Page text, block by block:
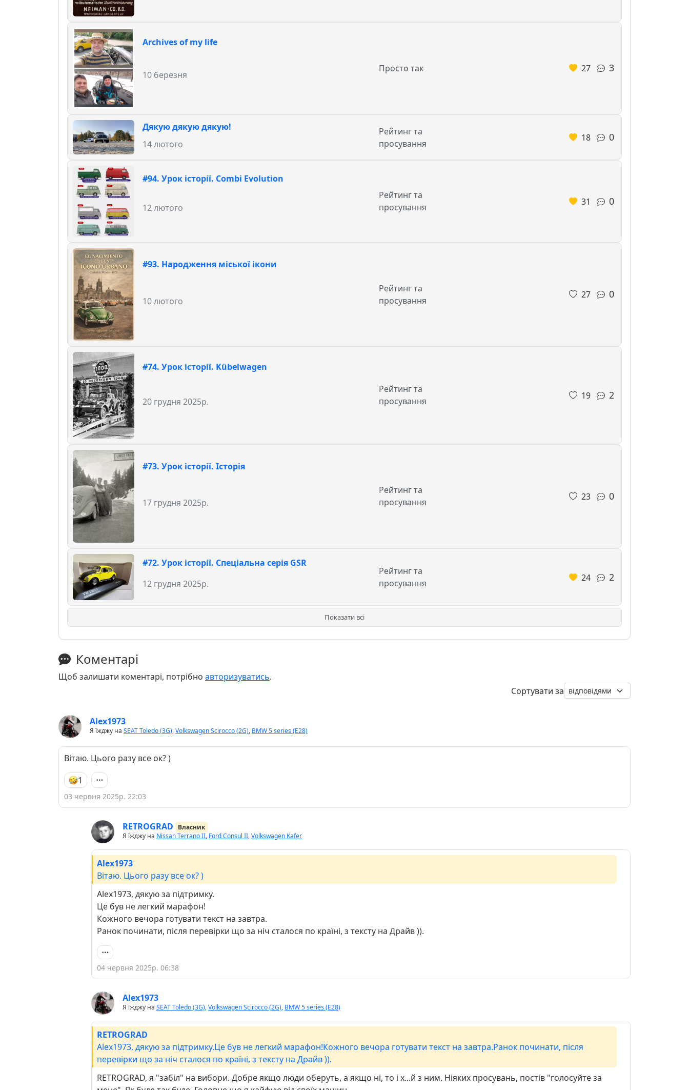
Archives of my life
10 березня
Просто так 27 3
Дякую дякую дякую!
14 лютого
Рейтинг та
просування
18 0
#94. Урок історії. Combi Evolution
12 лютого
Рейтинг та
просування
31 0
#93. Народження міської ікони
10 лютого
Рейтинг та
просування
27 0
#74. Урок історії. Kübelwagen
20 грудня 2025р.
Рейтинг та
просування
19 2
#73. Урок історії. Історія
17 грудня 2025р.
Рейтинг та
просування
23 0
#72. Урок історії. Спеціальна серія GSR
12 грудня 2025р.
Рейтинг та
просування
24 2
Показати всі
Коментарі
Щоб залишати коментарі, потрібно авторизуватись.
Сортувати за
Alex1973
Я їжджу на SEAT Toledo (3G),Volkswagen Scirocco (2G), BMW 5 series (E28)
Вітаю. Цього разу все ок? )
1
03 червня 2025р. 22:03
RETROGRAD
Власник
Я їжджу на Nissan Terrano II, Ford Consul II,Volkswagen Kafer
Alex1973
Вітаю. Цього разу все ок? )
Alex1973, дякую за підтримку.
Це був не легкий марафон!
Кожного вечора готувати текст на завтра.
Ранок починати, після перевірки що за ніч сталося по країні, з тексту на Драйв )).
04 червня 2025р. 06:38
Alex1973
Я їжджу на SEAT Toledo (3G),Volkswagen Scirocco (2G), BMW 5 series (E28)
RETROGRAD
Alex1973, дякую за підтримку.Це був не легкий марафон!Кожного вечора готувати текст на завтра.Ранок починати, після
перевірки що за ніч сталося по країні, з тексту на Драйв )).
RETROGRAD, я "забіл" на вибори. Добре якщо люди оберуть, а якщо ні, то і х...й з ним. Ніяких просувань, постів "голосуйте за